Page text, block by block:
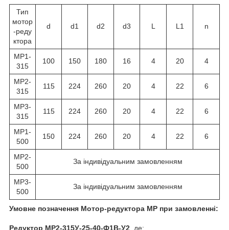
Тип
мотор
-реду
ктора
d d1 d2 d3 L L1 n
МР1-
315
100 150 180 16 4 20 4
МР2-
315
115 224 260 20 4 22 6
МР3-
315
115 224 260 20 4 22 6
МР1-
500
150 224 260 20 4 22 6
МР2-
500
За індивідуальним замовленням
МР3-
500
За індивідуальним замовленням
Умовне позначення Мотор-редуктора МР при замовленні:
Редуктор МР2-315У-25-40-Ф1В-У2 , де: